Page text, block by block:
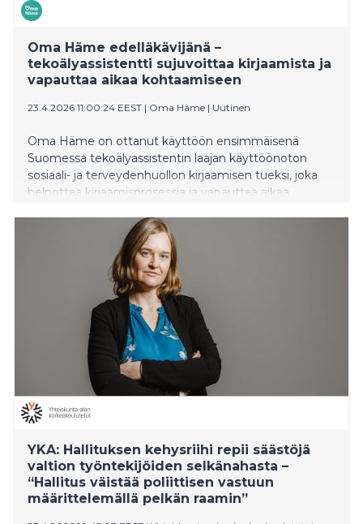
Oma Häme edelläkävijänä –
tekoälyassistentti sujuvoittaa kirjaamista ja
vapauttaa aikaa kohtaamiseen
23.4.2026 11:00:24 EEST | Oma Häme | Uutinen
Oma Häme on ottanut käyttöön ensimmäisenä
Suomessa tekoälyassistentin laajan käyttöönoton
sosiaali- ja terveydenhuollon kirjaamisen tueksi, joka
helpottaa kirjaamisprosessia ja vapauttaa aikaa
tehokkuutta ja laatua, mahdollistaen nopeamman
palvelun sekä henkilöstön ja asiakkaiden välisen
vuorovaikutuksen.
YKA: Hallituksen kehysriihi repii säästöjä
valtion työntekijöiden selkänahasta –
“Hallitus väistää poliittisen vastuun
määrittelemällä pelkän raamin”